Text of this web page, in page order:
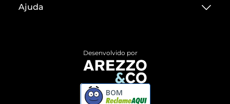
Termos de Uso
ZZ MALL é confiável
Ajuda
Devolução do Produto
Compre pelo WhatsApp
Desenvolvido por
BOM